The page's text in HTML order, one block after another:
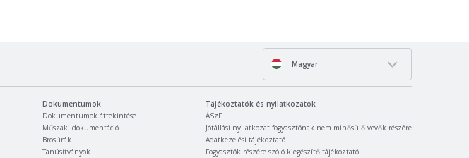
Magyar
Dokumentumok
Dokumentumok áttekintése
Műszaki dokumentáció
Brosúrák
Tanúsítványok
Tájékoztatók és nyilatkozatok
ÁSzF
Jótállási nyilatkozat fogyasztónak nem minősülő vevők részére
Adatkezelési tájékoztató
Fogyasztók részére szóló kiegészítő tájékoztató